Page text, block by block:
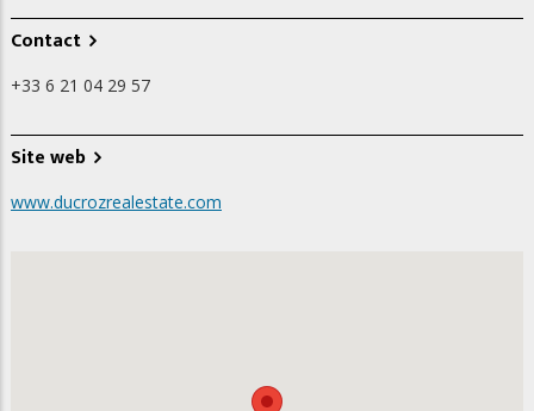
Contact
+33 6 21 04 29 57
Site web
www.ducrozrealestate.com